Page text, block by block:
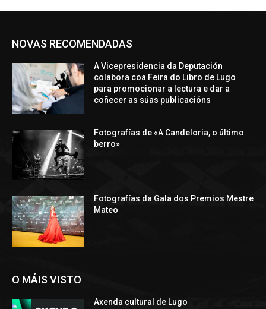
NOVAS RECOMENDADAS
A Vicepresidencia da Deputación
colabora coa Feira do Libro de Lugo
para promocionar a lectura e dar a
coñecer as súas publicacións
Fotografías de «A Candeloria, o último
berro»
Fotografías da Gala dos Premios Mestre
Mateo
O MÁIS VISTO
Axenda cultural de Lugo